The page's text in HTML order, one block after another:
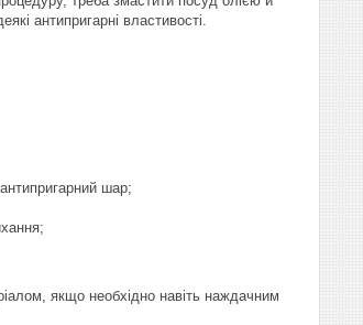
антипригарні властивості.
шар;
якщо необхідно навіть наждачним